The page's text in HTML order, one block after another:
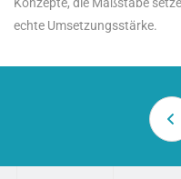
echte Umsetzungsstärke.